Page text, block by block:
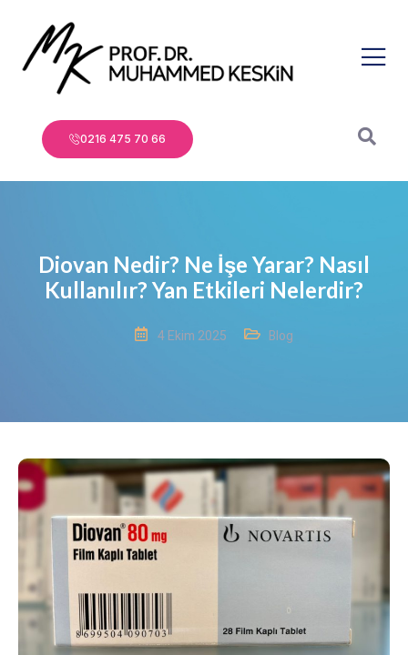
0216 475 70 66
Diovan Nedir? Ne İşe Yarar? Nasıl
Kullanılır? Yan Etkileri Nelerdir?
4 Ekim 2025 Blog